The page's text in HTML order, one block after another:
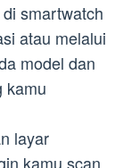
smartwatch
atau melalui
model dan
kamu
layar
kamu scan.